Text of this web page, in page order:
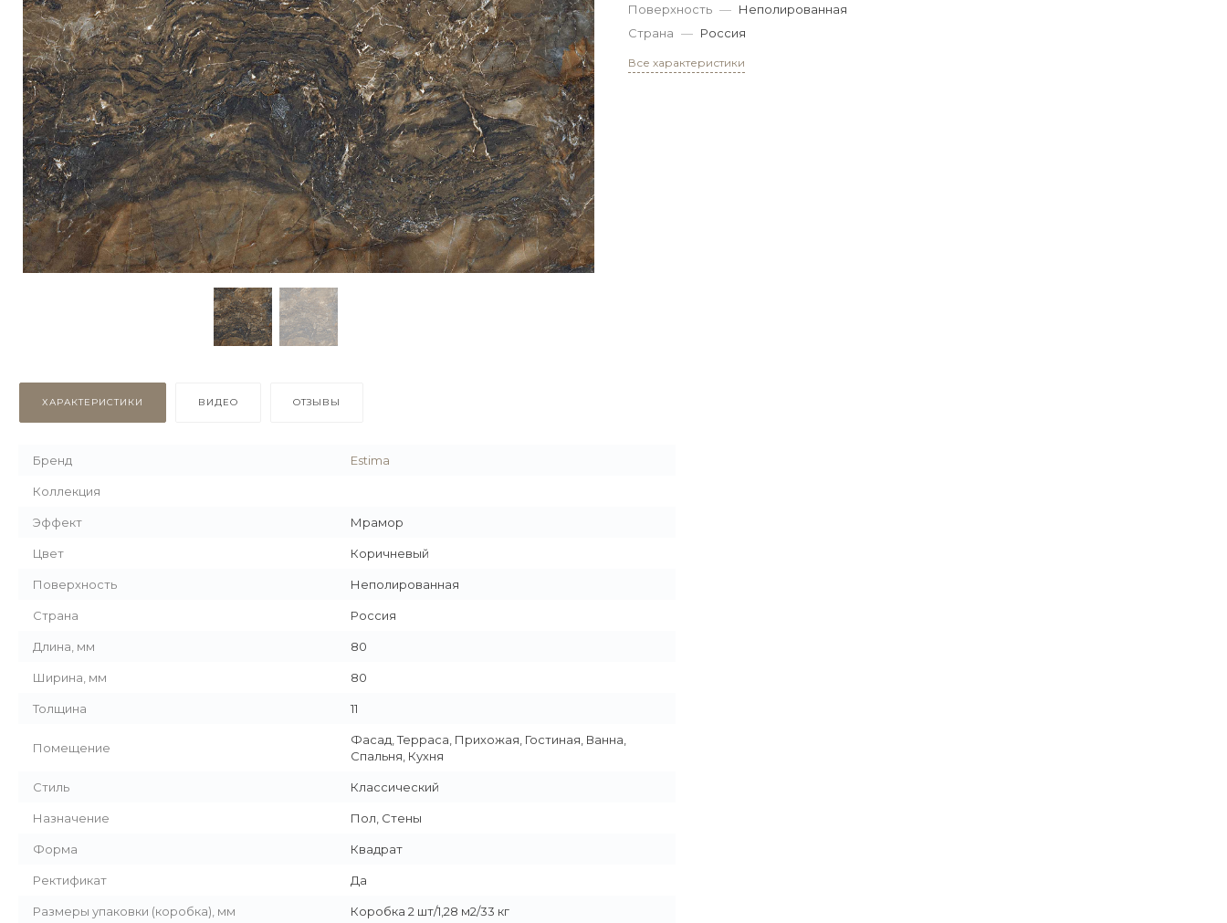
Поверхность — Неполированная
Страна — Россия
Все характеристики
ХАРАКТЕРИСТИКИ ВИДЕО ОТЗЫВЫ
Бренд Estima
Коллекция
Эффект Мрамор
Цвет Коричневый
Поверхность Неполированная
Страна Россия
Длина, мм 80
Ширина, мм 80
Толщина 11
Помещение
Фасад, Терраса, Прихожая, Гостиная, Ванна,
Спальня, Кухня
Стиль Классический
Назначение Пол, Стены
Форма Квадрат
Ректификат Да
Размеры упаковки (коробка), мм Коробка 2 шт/1,28 м2/33 кг